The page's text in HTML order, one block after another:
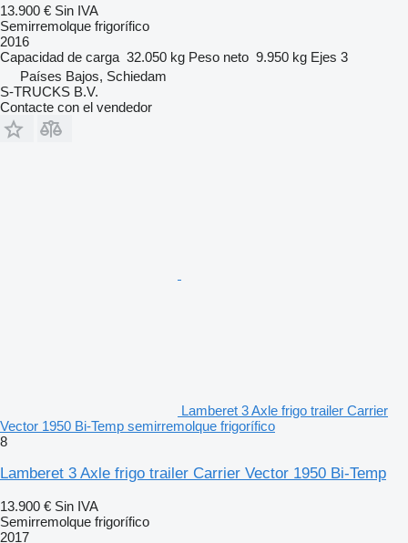
13.900 € Sin IVA
Semirremolque frigorífico
2016
Capacidad de carga 32.050 kg Peso neto 9.950 kg Ejes 3
Países Bajos, Schiedam
S-TRUCKS B.V.
Contacte con el vendedor
Lamberet 3 Axle frigo trailer Carrier
Vector 1950 Bi-Temp semirremolque frigorífico
8
Lamberet 3 Axle frigo trailer Carrier Vector 1950 Bi-Temp
13.900 € Sin IVA
Semirremolque frigorífico
2017